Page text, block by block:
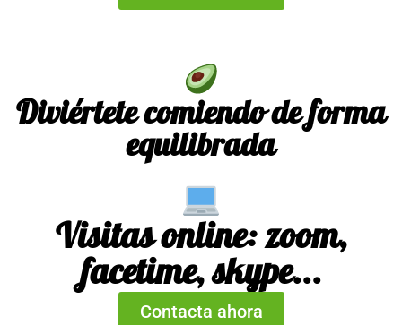
Diviértete comiendo de forma
equilibrada
Visitas online: zoom,
facetime, skype...
Contacta ahora